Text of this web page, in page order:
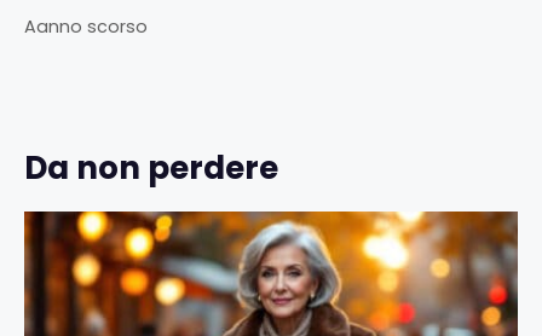
Aanno scorso
Da non perdere